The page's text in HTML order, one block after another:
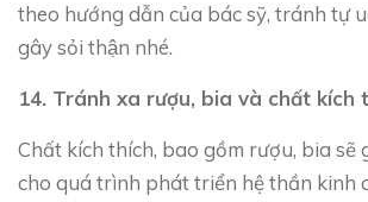
theo hướng dẫn của bác sỹ, tránh tự
gây sỏi thận nhé.
14. Tránh xa rượu, bia và chất kích
Chất kích thích, bao gồm rượu, bia sẽ
cho quá trình phát triển hệ thần kinh